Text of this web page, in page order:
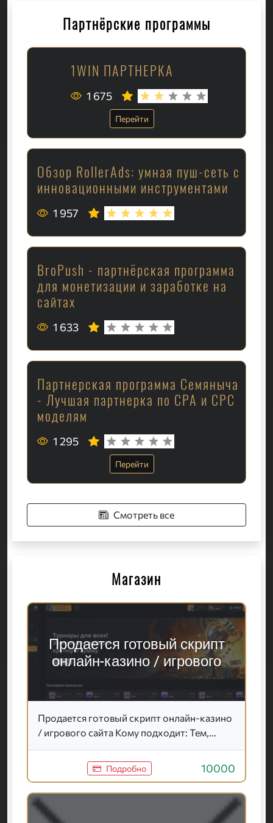
Партнёрские программы
1WIN ПАРТНЕРКА
1 675
Перейти
Обзор RollerAds: умная пуш-сеть с
инновационными инструментами
1 957
BroPush - партнёрская программа
для монетизации и заработке на
сайтах
1 633
Партнерская программа Семяныча
- Лучшая партнерка по CPA и CPC
моделям
1 295
Перейти
Смотреть все
Магазин
Продается готовый скрипт
онлайн-казино / игрового
Продается готовый скрипт онлайн-казино
/ игрового сайта Кому подходит: Тем,...
Подробно 10000